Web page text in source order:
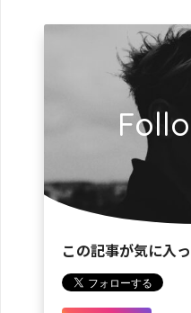
この記事が気に入